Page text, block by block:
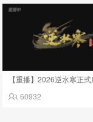
60932